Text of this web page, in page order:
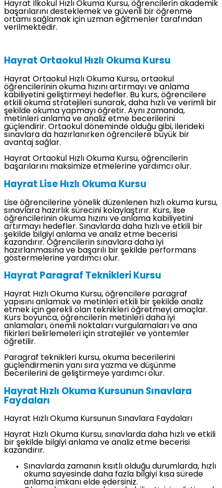
Hayrat İlkokul Hızlı Okuma Kursu, öğrencilerin akademik
başarılarını desteklemek ve güvenli bir öğrenme
ortamı sağlamak için uzman eğitmenler tarafından
verilmektedir.
Hayrat Ortaokul Hızlı Okuma Kursu
Hayrat Ortaokul Hızlı Okuma Kursu, ortaokul
öğrencilerinin okuma hızını artırmayı ve anlama
kabiliyetini geliştirmeyi hedefler. Bu kurs, öğrencilere
etkili okuma stratejileri sunarak, daha hızlı ve verimli bir
şekilde okuma yapmayı öğretir. Aynı zamanda,
metinleri anlama ve analiz etme becerilerini
güçlendirir. Ortaokul döneminde olduğu gibi, ilerideki
sınavlara da hazırlanırken öğrencilere büyük bir
avantaj sağlar.
Hayrat Ortaokul Hızlı Okuma Kursu, öğrencilerin
başarılarını maksimize etmelerine yardımcı olur.
Hayrat Lise Hızlı Okuma Kursu
Lise öğrencilerine yönelik düzenlenen hızlı okuma kursu,
sınavlara hazırlık sürecini kolaylaştırır. Kurs, lise
öğrencilerinin okuma hızını ve anlama kabiliyetini
artırmayı hedefler. Sınavlarda daha hızlı ve etkili bir
şekilde bilgiyi anlama ve analiz etme becerisi
kazandırır. Öğrencilerin sınavlara daha iyi
hazırlanmasına ve başarılı bir şekilde performans
göstermelerine yardımcı olur.
Hayrat Paragraf Teknikleri Kursu
Hayrat Hızlı Okuma Kursu, öğrencilere paragraf
yapısını anlamak ve metinleri etkili bir şekilde analiz
etmek için gerekli olan teknikleri öğretmeyi amaçlar.
Kurs boyunca, öğrencilerin metinleri daha iyi
anlamaları, önemli noktaları vurgulamaları ve ana
fikirleri belirlemeleri için stratejiler ve yöntemler
öğretilir.
Paragraf teknikleri kursu, okuma becerilerini
güçlendirmenin yanı sıra yazma ve düşünme
becerilerini de geliştirmeye yardımcı olur.
Hayrat Hızlı Okuma Kursunun Sınavlara
Faydaları
Hayrat Hızlı Okuma Kursunun Sınavlara Faydaları
Hayrat Hızlı Okuma Kursu, sınavlarda daha hızlı ve etkili
bir şekilde bilgiyi anlama ve analiz etme becerisi
kazandırır.
Sınavlarda zamanın kısıtlı olduğu durumlarda, hızlı
okuma sayesinde daha fazla bilgiyi kısa sürede
anlama imkanı elde edersiniz.